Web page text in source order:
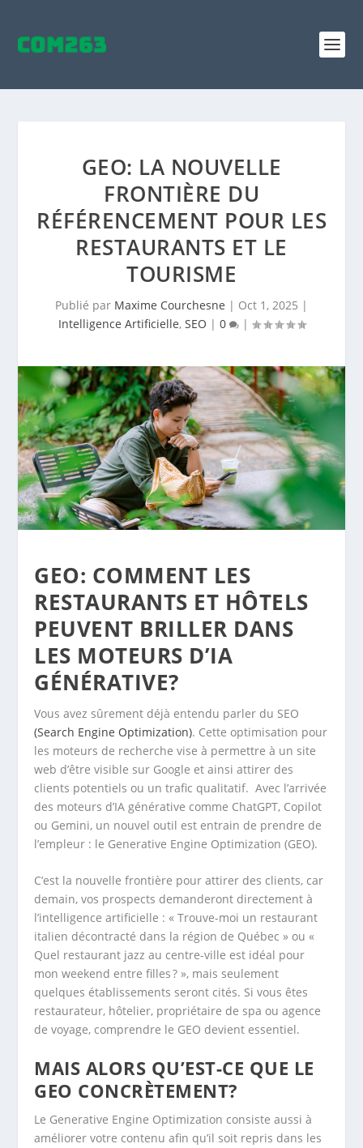
GEO: LA NOUVELLE
FRONTIÈRE DU
RÉFÉRENCEMENT POUR LES
RESTAURANTS ET LE
TOURISME
Publié par Maxime Courchesne | Oct 1, 2025 |
Intelligence Artificielle, SEO | 0 |
GEO: COMMENT LES
RESTAURANTS ET HÔTELS
PEUVENT BRILLER DANS
LES MOTEURS D’IA
GÉNÉRATIVE?
Vous avez sûrement déjà entendu parler du SEO
(Search Engine Optimization). Cette optimisation pour
les moteurs de recherche vise à permettre à un site
web d’être visible sur Google et ainsi attirer des
clients potentiels ou un trafic qualitatif. Avec l’arrivée
des moteurs d’IA générative comme ChatGPT, Copilot
ou Gemini, un nouvel outil est entrain de prendre de
l’empleur : le Generative Engine Optimization (GEO).
C’est la nouvelle frontière pour attirer des clients, car
demain, vos prospects demanderont directement à
l’intelligence artificielle : « Trouve-moi un restaurant
italien décontracté dans la région de Québec » ou «
Quel restaurant jazz au centre-ville est idéal pour
mon weekend entre filles ? », mais seulement
quelques établissements seront cités. Si vous êtes
restaurateur, hôtelier, propriétaire de spa ou agence
de voyage, comprendre le GEO devient essentiel.
MAIS ALORS QU’EST-CE QUE LE
GEO CONCRÈTEMENT?
Le Generative Engine Optimization consiste aussi à
améliorer votre contenu afin qu’il soit repris dans les